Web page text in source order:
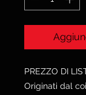
PREZZO DI
Originati dal